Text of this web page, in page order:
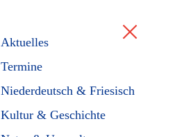
Aktuelles
Termine
Niederdeutsch & Friesisch
Kultur & Geschichte